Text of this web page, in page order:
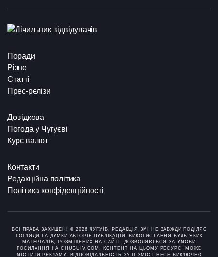
Поради
Різне
Статті
Прес-релізи
Довідкова
Погода у Чугуєві
Курс валют
Контакти
Редакційна політика
Політика конфіденційності
ВСІ ПРАВА ЗАХИЩЕНІ © 2026 ЧУГУЇВ. РЕДАКЦІЯ ЗМІ НЕ ЗАВЖДИ ПОДІЛЯЄ
ПОГЛЯДИ ТА ДУМКИ АВТОРІВ ПУБЛІКАЦІЙ. ВИКОРИСТАННЯ БУДЬ-ЯКИХ
МАТЕРІАЛІВ, РОЗМІЩЕНИХ НА САЙТІ, ДОЗВОЛЯЄТЬСЯ ЗА УМОВИ
ПОСИЛАННЯ НА CHUGUIV.COM. КОНТЕНТ НА ЦЬОМУ РЕСУРСІ МОЖЕ
МІСТИТИ РЕКЛАМУ. ВІДПОВІДАЛЬНІСТЬ ЗА ЇЇ ЗМІСТ НЕСЕ ВИКЛЮЧНО